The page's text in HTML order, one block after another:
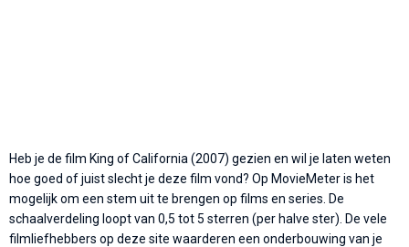
Heb je de film King of California (2007) gezien en wil je laten weten
hoe goed of juist slecht je deze film vond? Op MovieMeter is het
mogelijk om een stem uit te brengen op films en series. De
schaalverdeling loopt van 0,5 tot 5 sterren (per halve ster). De vele
filmliefhebbers op deze site waarderen een onderbouwing van je